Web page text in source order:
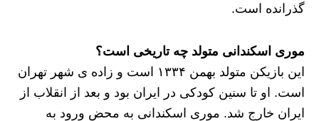
گذرانده است.
موری اسکندانی متولد چه تاریخی است؟
این بازیکن متولد بهمن ۱۳۳۴ است و زاده ی شهر تهران
است. او تا سنین کودکی در ایران بود و بعد از انقلاب از
ایران خارج شد‌. موری اسکندانی به محض ورود به